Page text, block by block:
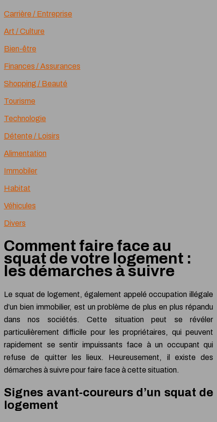
Carrière / Entreprise
Art / Culture
Bien-être
Finances / Assurances
Shopping / Beauté
Tourisme
Technologie
Détente / Loisirs
Alimentation
Immobiler
Habitat
Véhicules
Divers
Comment faire face au
squat de votre logement :
les démarches à suivre
Le squat de logement, également appelé occupation illégale
d’un bien immobilier, est un problème de plus en plus répandu
dans nos sociétés. Cette situation peut se révéler
particulièrement difficile pour les propriétaires, qui peuvent
rapidement se sentir impuissants face à un occupant qui
refuse de quitter les lieux. Heureusement, il existe des
démarches à suivre pour faire face à cette situation.
Signes avant-coureurs d’un squat de
logement